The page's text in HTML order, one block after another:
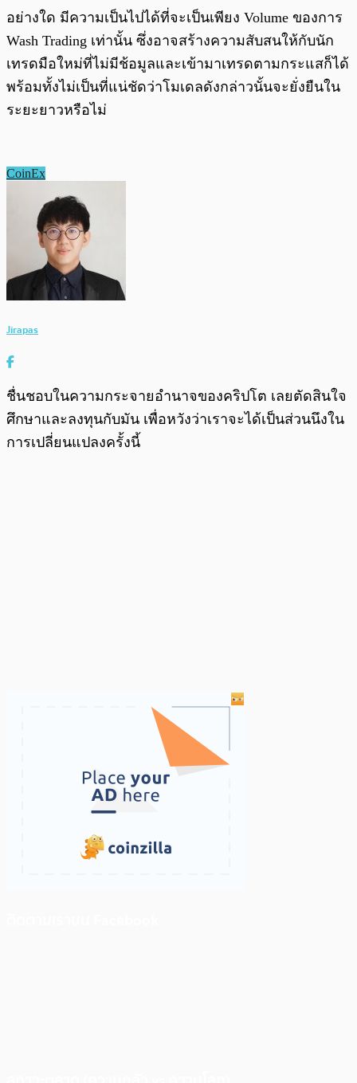
อย่างใด มีความเป็นไปได้ที่จะเป็นเพียง Volume ของการ
Wash Trading เท่านั้น ซึ่งอาจสร้างความสับสนให้กับนัก
เทรดมือใหม่ที่ไม่มีช้อมูลและเข้ามาเทรดตามกระแสก็ได้
พร้อมทั้งไม่เป็นที่แน่ชัดว่าโมเดลดังกล่าวนั้นจะยั่งยืนใน
ระยะยาวหรือไม่
CoinEx
Jirapas
ชื่นชอบในความกระจายอำนาจของคริปโต เลยตัดสินใจ
ศึกษาและลงทุนกับมัน เพื่อหวังว่าเราจะได้เป็นส่วนนึงใน
การเปลี่ยนแปลงครั้งนี้